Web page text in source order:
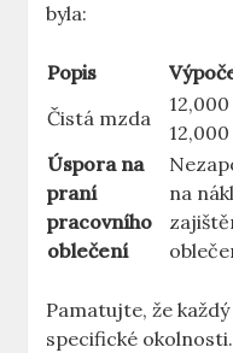
byla:
Popis
Čistá mzda
Úspora na
praní
pracovního
oblečení
na
Pamatujte, že
specifické